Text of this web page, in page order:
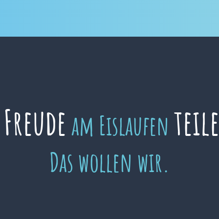
Freudeam Eislaufen
Das wollen wir.